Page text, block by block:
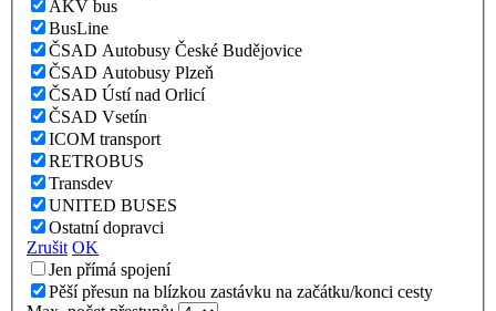
AKV bus
BusLine
ČSAD Autobusy České Budějovice
ČSAD Autobusy Plzeň
ČSAD Ústí nad Orlicí
ČSAD Vsetín
ICOM transport
RETROBUS
Transdev
UNITED BUSES
Ostatní dopravci
Zrušit OK
Jen přímá spojení
Pěší přesun na blízkou zastávku na začátku/konci cesty